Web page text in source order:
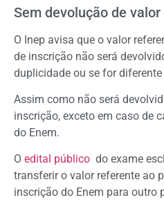
Sem devolução de valor
O Inep avisa que o valor
de inscrição não será
duplicidade ou se for diferente
Assim como não será
inscrição, exceto em caso de
do Enem.
O edital público do exame
transferir o valor referente ao
inscrição do Enem para outro